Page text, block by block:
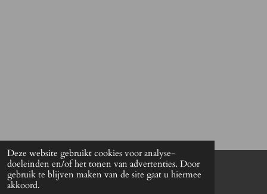
Deze website gebruikt cookies voor analyse-
doeleinden en/of het tonen van advertenties. Door
gebruik te blijven maken van de site gaat u hiermee
akkoord.
© 2021 The Antwerp Padel Shop
Powered by